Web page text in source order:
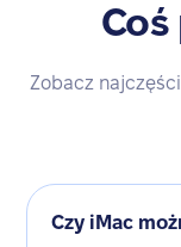
Zobacz
Czy iMac